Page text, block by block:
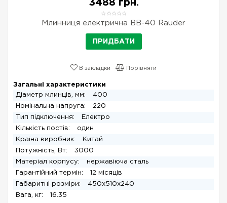
3488 грн.
Млинниця електрична BB-40 Rauder
ПРИДБАТИ
В закладки Порівняти
Загальні характеристики
Діаметр млинців, мм:
400
Номінальна напруга:
220
Тип підключення:
Електро
Кількість постів:
один
Країна виробник:
Китай
Потужність, Вт:
3000
Матеріал корпусу:
нержавіюча сталь
Гарантійний термін:
12 місяців
Габаритні розміри:
450x510x240
Вага, кг:
16.35